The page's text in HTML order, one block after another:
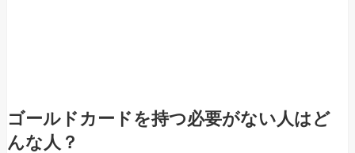
ゴールドカードを持つ必要がない人はど
んな人？